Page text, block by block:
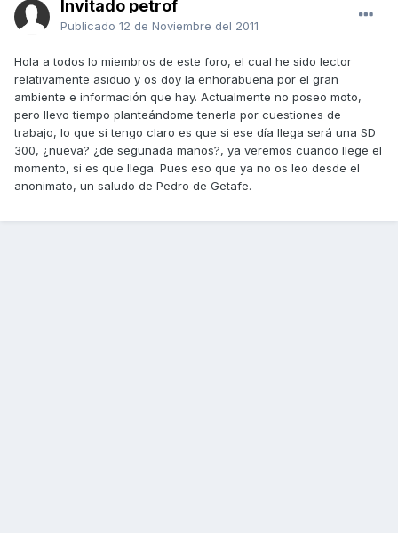
Invitado petrof
Publicado 12 de Noviembre del 2011
Hola a todos lo miembros de este foro, el cual he sido lector
relativamente asiduo y os doy la enhorabuena por el gran
ambiente e información que hay. Actualmente no poseo moto,
pero llevo tiempo planteándome tenerla por cuestiones de
trabajo, lo que si tengo claro es que si ese día llega será una SD
300, ¿nueva? ¿de segunada manos?, ya veremos cuando llege el
momento, si es que llega. Pues eso que ya no os leo desde el
anonimato, un saludo de Pedro de Getafe.